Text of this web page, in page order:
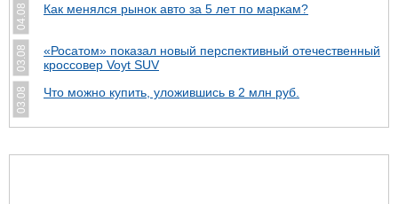
04.08 Как менялся рынок авто за 5 лет по маркам?
03.08
«Росатом» показал новый перспективный отечественный
кроссовер Voyt SUV
03.08 Что можно купить, уложившись в 2 млн руб.